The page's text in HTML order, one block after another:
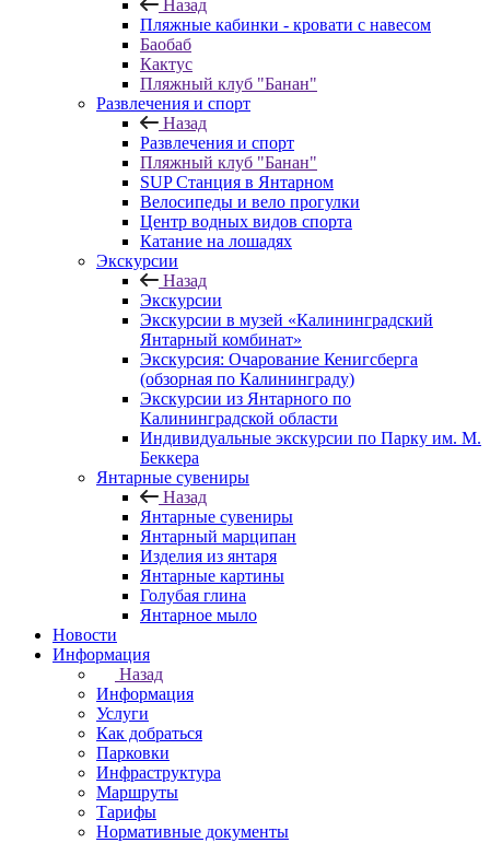
Назад
Пляжные кабинки - кровати с навесом
Баобаб
Кактус
Пляжный клуб "Банан"
Развлечения и спорт
Назад
Развлечения и спорт
Пляжный клуб "Банан"
SUP Станция в Янтарном
Велосипеды и вело прогулки
Центр водных видов спорта
Катание на лошадях
Экскурсии
Назад
Экскурсии
Экскурсии в музей «Калининградский
Янтарный комбинат»
Экскурсия: Очарование Кенигсберга
(обзорная по Калининграду)
Экскурсии из Янтарного по
Калининградской области
Индивидуальные экскурсии по Парку им. М.
Беккера
Янтарные сувениры
Назад
Янтарные сувениры
Янтарный марципан
Изделия из янтаря
Янтарные картины
Голубая глина
Янтарное мыло
Новости
Информация
Назад
Информация
Услуги
Как добраться
Парковки
Инфраструктура
Маршруты
Тарифы
Нормативные документы